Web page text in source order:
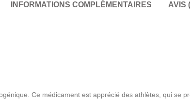
INFORMATIONS COMPLÉMENTAIRES AVIS
Ce médicament est apprécié des athlètes, qui se